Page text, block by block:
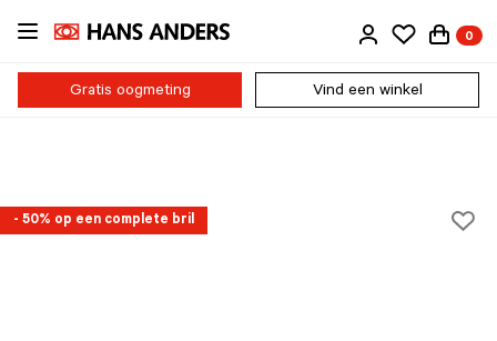
Ga
naar
inhoud
0
Gratis oogmeting Vind een winkel
- 50% op een complete bril